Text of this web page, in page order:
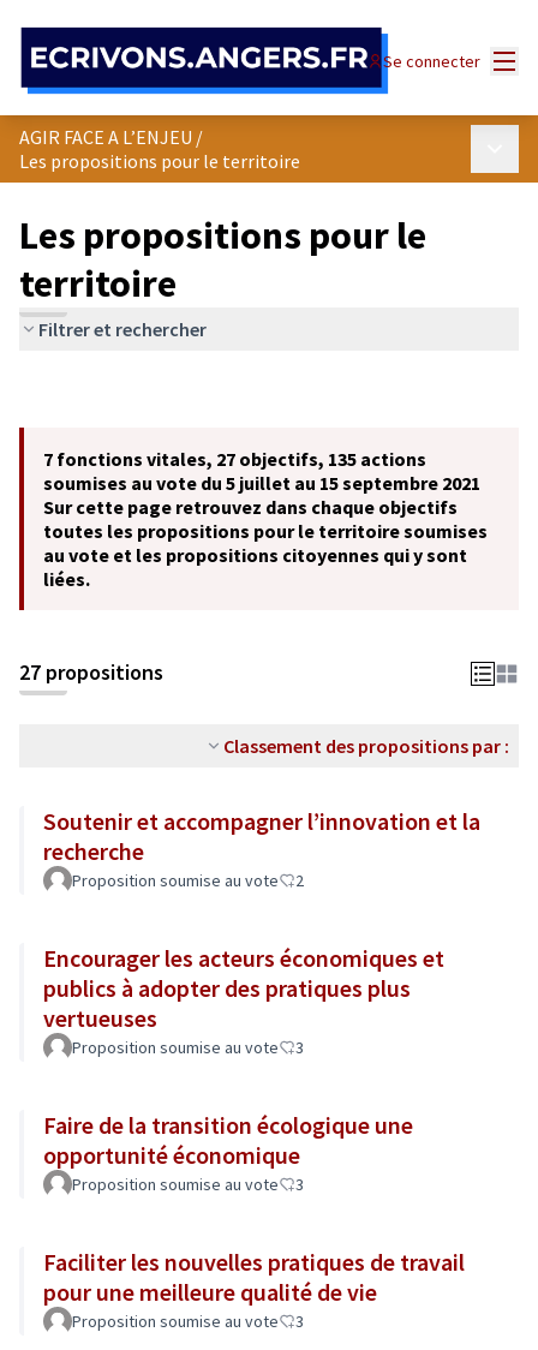
Se connecter
AGIR FACE A L’ENJEU /
Les propositions pour le territoire
Les propositions pour le
territoire
Filtrer et rechercher
7 fonctions vitales, 27 objectifs, 135 actions
soumises au vote du 5 juillet au 15 septembre 2021
Sur cette page retrouvez dans chaque objectifs
toutes les propositions pour le territoire soumises
au vote et les propositions citoyennes qui y sont
liées.
27 propositions
Classement des propositions par :
Soutenir et accompagner l’innovation et la
recherche
Proposition soumise au vote 2
Encourager les acteurs économiques et
publics à adopter des pratiques plus
vertueuses
Proposition soumise au vote 3
Faire de la transition écologique une
opportunité économique
Proposition soumise au vote 3
Faciliter les nouvelles pratiques de travail
pour une meilleure qualité de vie
Proposition soumise au vote 3